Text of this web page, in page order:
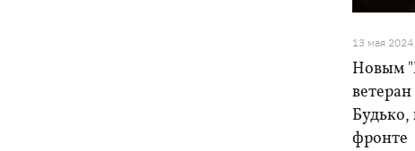
13 мая 2024
Новым
фронте